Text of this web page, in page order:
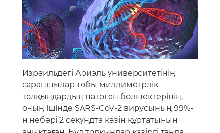
Израильдегі Ариэль университетінің
сарапшылар тобы миллиметрлік
толқындардың патоген бөлшектерінің,
оның ішінде SARS-CoV-2 вирусының 99%-
н небәрі 2 секундта көзін құртатынын